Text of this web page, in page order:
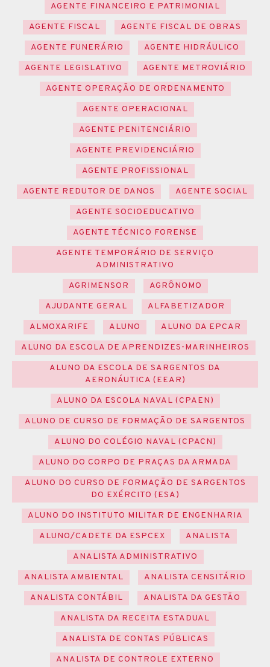
AGENTE FINANCEIRO E PATRIMONIAL
AGENTE FISCAL
AGENTE FISCAL DE OBRAS
AGENTE FUNERÁRIO
AGENTE HIDRÁULICO
AGENTE LEGISLATIVO
AGENTE METROVIÁRIO
AGENTE OPERAÇÃO DE ORDENAMENTO
AGENTE OPERACIONAL
AGENTE PENITENCIÁRIO
AGENTE PREVIDENCIÁRIO
AGENTE PROFISSIONAL
AGENTE REDUTOR DE DANOS
AGENTE SOCIAL
AGENTE SOCIOEDUCATIVO
AGENTE TÉCNICO FORENSE
AGENTE TEMPORÁRIO DE SERVIÇO
ADMINISTRATIVO
AGRIMENSOR
AGRÔNOMO
AJUDANTE GERAL
ALFABETIZADOR
ALMOXARIFE
ALUNO
ALUNO DA EPCAR
ALUNO DA ESCOLA DE APRENDIZES-MARINHEIROS
ALUNO DA ESCOLA DE SARGENTOS DA
AERONÁUTICA (EEAR)
ALUNO DA ESCOLA NAVAL (CPAEN)
ALUNO DE CURSO DE FORMAÇÃO DE SARGENTOS
ALUNO DO COLÉGIO NAVAL (CPACN)
ALUNO DO CORPO DE PRAÇAS DA ARMADA
ALUNO DO CURSO DE FORMAÇÃO DE SARGENTOS
DO EXÉRCITO (ESA)
ALUNO DO INSTITUTO MILITAR DE ENGENHARIA
ALUNO/CADETE DA ESPCEX
ANALISTA
ANALISTA ADMINISTRATIVO
ANALISTA AMBIENTAL
ANALISTA CENSITÁRIO
ANALISTA CONTÁBIL
ANALISTA DA GESTÃO
ANALISTA DA RECEITA ESTADUAL
ANALISTA DE CONTAS PÚBLICAS
ANALISTA DE CONTROLE EXTERNO